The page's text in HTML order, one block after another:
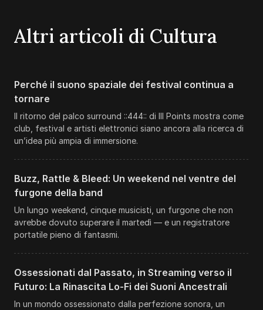
Altri articoli di Cultura
Perché il suono spaziale dei festival continua a
tornare
Il ritorno del palco surround ::444:: di III Points mostra come
club, festival e artisti elettronici siano ancora alla ricerca di
un’idea più ampia di immersione.
Buzz, Rattle & Bleed: Un weekend nel ventre del
furgone della band
Un lungo weekend, cinque musicisti, un furgone che non
avrebbe dovuto superare il martedì — e un registratore
portatile pieno di fantasmi.
Ossessionati dal Passato, in Streaming verso il
Futuro: La Rinascita Lo-Fi dei Suoni Ancestrali
In un mondo ossessionato dalla perfezione sonora, un